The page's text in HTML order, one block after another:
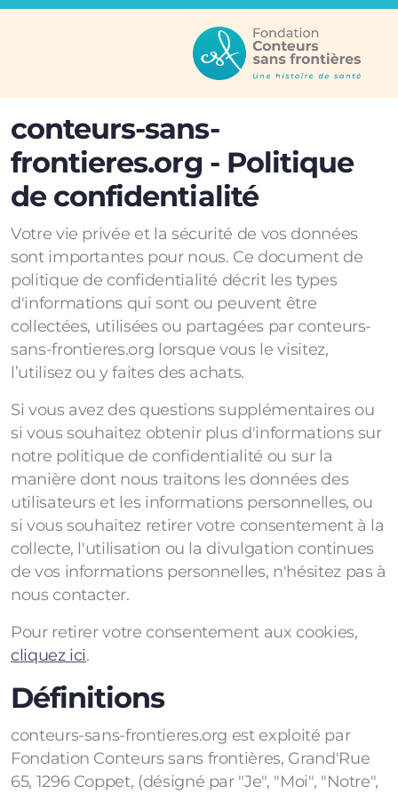
conteurs-sans-
frontieres.org - Politique
de confidentialité
Votre vie privée et la sécurité de vos données
sont importantes pour nous. Ce document de
politique de confidentialité décrit les types
d'informations qui sont ou peuvent être
collectées, utilisées ou partagées par conteurs-
sans-frontieres.org lorsque vous le visitez,
l’utilisez ou y faites des achats.
Si vous avez des questions supplémentaires ou
si vous souhaitez obtenir plus d'informations sur
notre politique de confidentialité ou sur la
manière dont nous traitons les données des
utilisateurs et les informations personnelles, ou
si vous souhaitez retirer votre consentement à la
collecte, l'utilisation ou la divulgation continues
de vos informations personnelles, n'hésitez pas à
nous contacter.
Pour retirer votre consentement aux cookies,
cliquez ici.
Définitions
conteurs-sans-frontieres.org est exploité par
Fondation Conteurs sans frontières, Grand'Rue
65, 1296 Coppet, (désigné par "Je", "Moi", "Notre",
Structure
Parcours
Avenir Potentiel - entreprise pilote
Avenir potentiel - formulaire
Déclic - Santé visuelle
Le Cercle des Ouettes